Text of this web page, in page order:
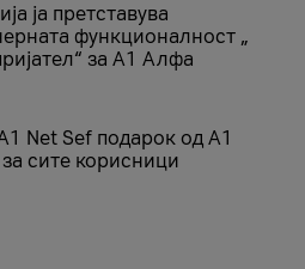
ја претставува
функционалност „
за А1 Алфа
Net Sеf подарок од А1
сите корисници